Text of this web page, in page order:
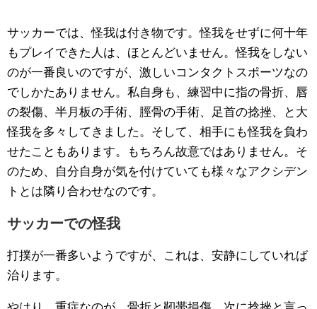
サッカーでは、怪我は付き物です。怪我をせずに何十年
もプレイできた人は、ほとんどいません。怪我をしない
のが一番良いのですが、激しいコンタクトスポーツなの
でしかたありません。私自身も、練習中に指の骨折、唇
の裂傷、半月板の手術、脛骨の手術、足首の捻挫、と大
怪我を多々してきました。そして、相手にも怪我を負わ
せたこともあります。もちろん故意ではありません。そ
のため、自分自身が気を付けていても様々なアクシデン
トとは隣り合わせなのです。
サッカーでの怪我
打撲が一番多いようですが、これは、安静にしていれば
治ります。